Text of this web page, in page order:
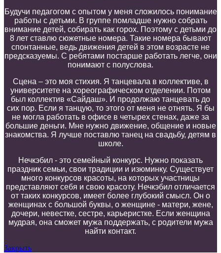
Будучи педагогом с опытом у меня сложилось понимание
работы сдетьми. В группепомладше нужно собрать
внимание детей, собирать как горох. Поэтому с детьми до
8 лет ставлю сюжетные номера. Такие номера бывают
спонтанные, ведь движения детей в этом возрасте не
предсказуемы. С ребятами постарше работать легче, они
понимают с полуслова.
Сцена – это моя стихия. Я танцевала в коллективе, в
университете на хореографическом отделении. Потом
был коллектив «Сайдаш». И продолжаю танцевать до
сих пор. Если я танцую, то этого от меня не отнять. Я бы
не могла работать в офисе в четырех стенах, даже за
большие деньги. Мне нужно движение, общение и новые
знакомства. Я лучше поставлю танец на свадьбу, детям в
школе.
Нечкэбил - это семейный конкурс. Нужно показать
праздник семьи, свои традиции и изюминку. Существует
много конкурсов красоты, на которых участницы
представляют себя и свою красоту. Нечкэбил отличается
от таких конкурсов, имеет более глубокий смысл. Он о
женщинахс большой буквы, о женщине- матери, жене,
дочери, невестке, сестре, карьеристке. Если женщина
мудрая, она сможет мужа поддержать, с родители мужа
найти контакт.
Закрыть